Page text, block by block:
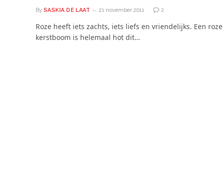
By SASKIA DE LAAT 21 november 2011 2
Roze heeft iets zachts, iets liefs en vriendelijks. Een roze
kerstboom is helemaal hot dit…